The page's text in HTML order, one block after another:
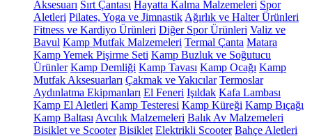
Aksesuarı Sırt Çantası Hayatta Kalma Malzemeleri Spor
Aletleri Pilates, Yoga ve Jimnastik Ağırlık ve Halter Ürünleri
Fitness ve Kardiyo Ürünleri Diğer Spor Ürünleri Valiz ve
Bavul Kamp Mutfak Malzemeleri Termal Çanta Matara
Kamp Yemek Pişirme Seti Kamp Buzluk ve Soğutucu
Ürünler Kamp Demliği Kamp Tavası Kamp Ocağı Kamp
Mutfak Aksesuarları Çakmak ve Yakıcılar Termoslar
Aydınlatma Ekipmanları El Feneri Işıldak Kafa Lambası
Kamp El Aletleri Kamp Testeresi Kamp Küreği Kamp Bıçağı
Kamp Baltası Avcılık Malzemeleri Balık Av Malzemeleri
Bisiklet ve Scooter Bisiklet Elektrikli Scooter Bahçe Aletleri